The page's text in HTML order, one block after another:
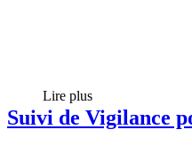
Lire plus
Suivi de Vigilance